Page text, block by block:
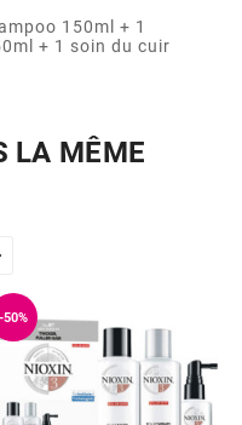
150ml + 1
+ 1 soin du cuir
LA MÊME
-50%